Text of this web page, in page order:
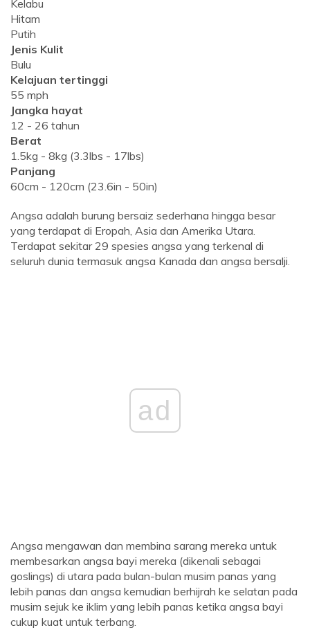
Kelabu
Hitam
Putih
Jenis Kulit
Bulu
Kelajuan tertinggi
55 mph
Jangka hayat
12 - 26 tahun
Berat
1.5kg - 8kg (3.3lbs - 17lbs)
Panjang
60cm - 120cm (23.6in - 50in)
Angsa adalah burung bersaiz sederhana hingga besar
yang terdapat di Eropah, Asia dan Amerika Utara.
Terdapat sekitar 29 spesies angsa yang terkenal di
seluruh dunia termasuk angsa Kanada dan angsa bersalji.
ad
Angsa mengawan dan membina sarang mereka untuk
membesarkan angsa bayi mereka (dikenali sebagai
goslings) di utara pada bulan-bulan musim panas yang
lebih panas dan angsa kemudian berhijrah ke selatan pada
musim sejuk ke iklim yang lebih panas ketika angsa bayi
cukup kuat untuk terbang.